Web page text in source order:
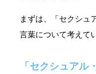
まずは、「セクシュ
言葉について考えて
「セクシュアル